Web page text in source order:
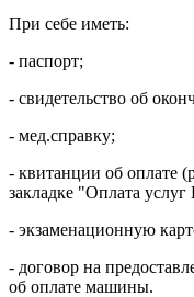
При себе иметь:
- паспорт;
- свидетельство об
- мед.справку;
- квитанции об оплате
закладке "Оплата
- экзаменационную
- договор на
об оплате машины.